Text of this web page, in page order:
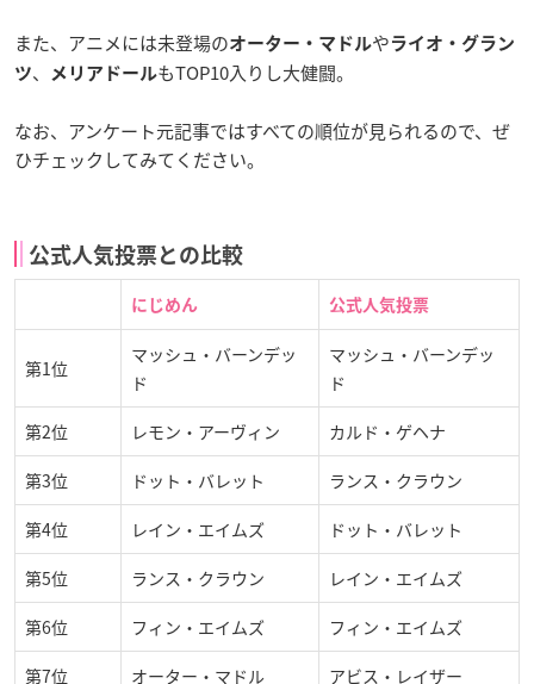
また、アニメには未登場のオーター・マドルや ライオ・グラン
ツ、 メリアドールもTOP10入りし大健闘。
なお、アンケート元記事ではすべての順位が見られるので、ぜ
ひチェックしてみてください。
公式人気投票との比較
にじめん 公式人気投票
第1位
マッシュ・バーンデッ
ド
マッシュ・バーンデッ
ド
第2位 レモン・アーヴィン カルド・ゲヘナ
第3位 ドット・バレット ランス・クラウン
第4位 レイン・エイムズ ドット・バレット
第5位 ランス・クラウン レイン・エイムズ
第6位 フィン・エイムズ フィン・エイムズ
第7位 オーター・マドル アビス・レイザー